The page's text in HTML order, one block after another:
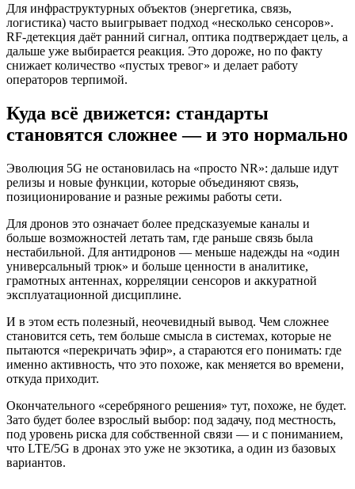
Для инфраструктурных объектов (энергетика, связь,
логистика) часто выигрывает подход «несколько сенсоров».
RF‑детекция даёт ранний сигнал, оптика подтверждает цель, а
дальше уже выбирается реакция. Это дороже, но по факту
снижает количество «пустых тревог» и делает работу
операторов терпимой.
Куда всё движется: стандарты
становятся сложнее — и это нормально
Эволюция 5G не остановилась на «просто NR»: дальше идут
релизы и новые функции, которые объединяют связь,
позиционирование и разные режимы работы сети.
Для дронов это означает более предсказуемые каналы и
больше возможностей летать там, где раньше связь была
нестабильной. Для антидронов — меньше надежды на «один
универсальный трюк» и больше ценности в аналитике,
грамотных антеннах, корреляции сенсоров и аккуратной
эксплуатационной дисциплине.
И в этом есть полезный, неочевидный вывод. Чем сложнее
становится сеть, тем больше смысла в системах, которые не
пытаются «перекричать эфир», а стараются его понимать: где
именно активность, что это похоже, как меняется во времени,
откуда приходит.
Окончательного «серебряного решения» тут, похоже, не будет.
Зато будет более взрослый выбор: под задачу, под местность,
под уровень риска для собственной связи — и с пониманием,
что LTE/5G в дронах это уже не экзотика, а один из базовых
вариантов.